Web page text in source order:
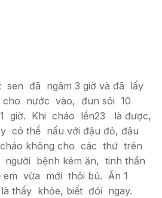
sen đã ngâm 3 giờ và đã lấy
cho nước vào, đun sôi 10
giờ. Khi cháo lền23 là được,
có thể nấu với đậu đỏ, đậu
không cho các thứ trên
bệnh kém ăn, tinh thần
vừa mới thôi bú. Ăn 1
thấy khỏe, biết đói ngay.